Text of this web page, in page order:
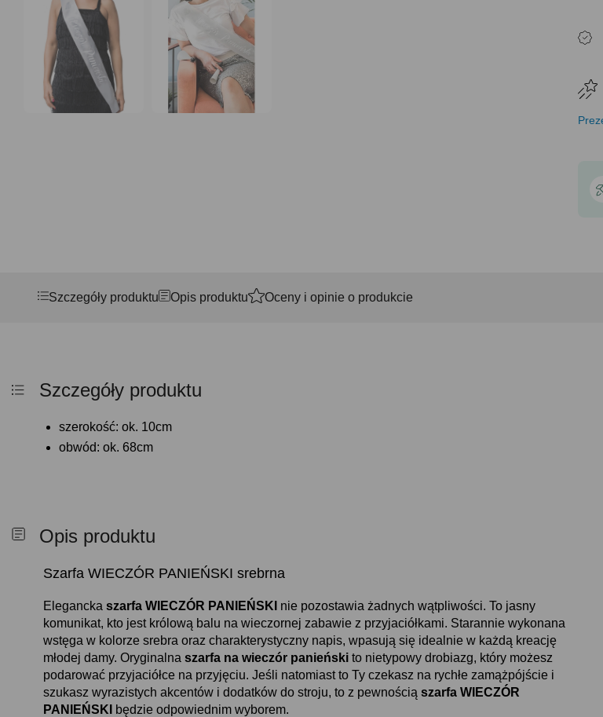
Szczegóły produktu Opis produktu Oceny i opinie o produkcie
Szczegóły produktu
szerokość: ok. 10cm
obwód: ok. 68cm
Opis produktu
Szarfa WIECZÓR PANIEŃSKI srebrna
Elegancka szarfa WIECZÓR PANIEŃSKI nie pozostawia żadnych wątpliwości. To jasny
komunikat, kto jest królową balu na wieczornej zabawie z przyjaciółkami. Starannie wykonana
wstęga w kolorze srebra oraz charakterystyczny napis, wpasują się idealnie w każdą kreację
młodej damy. Oryginalna szarfa na wieczór panieński to nietypowy drobiazg, który możesz
podarować przyjaciółce na przyjęciu. Jeśli natomiast to Ty czekasz na rychłe zamążpójście i
szukasz wyrazistych akcentów i dodatków do stroju, to z pewnością szarfa WIECZÓR
PANIEŃSKI
będzie odpowiednim wyborem.